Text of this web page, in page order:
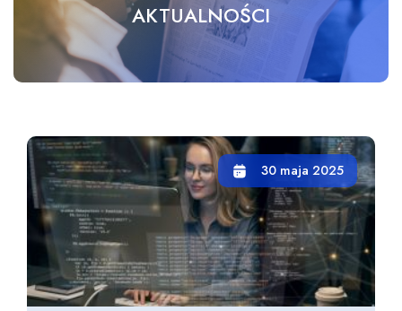
AKTUALNOŚCI
30 maja 2025